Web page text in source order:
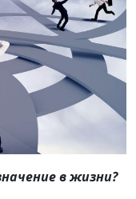
в жизни?